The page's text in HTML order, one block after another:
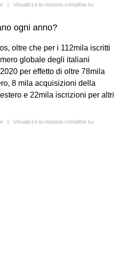
| Visualizza la risposta completa su
ogni anno?
oltre che per i 112mila iscritti
globale degli italiani
per effetto di oltre 78mila
8 mila acquisizioni della
e 22mila iscrizioni per altri
| Visualizza la risposta completa su